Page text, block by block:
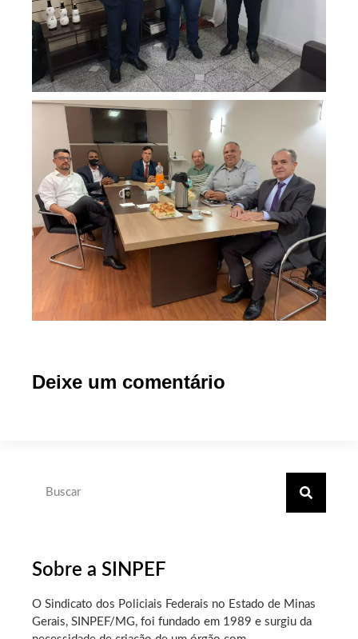
Deixe um comentário
Sobre a SINPEF
O Sindicato dos Policiais Federais no Estado de Minas
Gerais, SINPEF/MG, foi fundado em 1989 e surgiu da